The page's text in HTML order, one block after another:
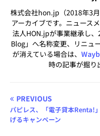
株式会社hon.jp（2018年3
アーカイブです。ニュース
法人HON.jpが事業継承し
Blog」へ名称変更、リニュ
が消えている場合は、
時の記事が掘り
PREVIOUS
パピレス、「電子貸本Renta!
げるキャンペーン